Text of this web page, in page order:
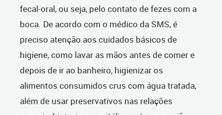
fecal-oral, ou seja, pelo contato de fezes com a
boca. De acordo com o médico da SMS, é
preciso atenção aos cuidados básicos de
higiene, como lavar as mãos antes de comer e
depois de ir ao banheiro, higienizar os
alimentos consumidos crus com água tratada,
além de usar preservativos nas relações